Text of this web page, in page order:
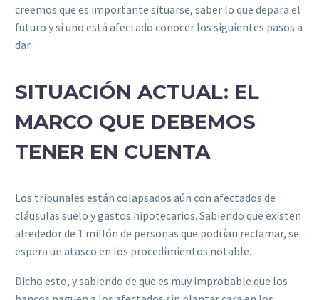
creemos que es importante situarse, saber lo que depara el
futuro y si uno está afectado conocer los siguientes pasos a
dar.
SITUACIÓN ACTUAL: EL
MARCO QUE DEBEMOS
TENER EN CUENTA
Los tribunales están colapsados aún con afectados de
cláusulas suelo y gastos hipotecarios. Sabiendo que existen
alrededor de 1 millón de personas que podrían reclamar, se
espera un atasco en los procedimientos notable.
Dicho esto, y sabiendo de que es muy improbable que los